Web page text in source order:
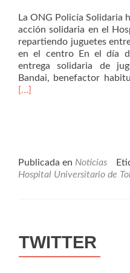
La ONG Policía Solidaria
acción solidaria en el
repartiendo juguetes
en el centro En el día
entrega solidaria de
Bandai, benefactor
[…]
Publicada en Noticias
Hospital Universitario de
TWITTER